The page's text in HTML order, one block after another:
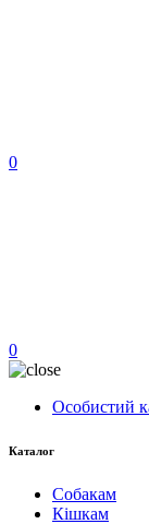
0
0
Особистий
Каталог
Собакам
Кішкам